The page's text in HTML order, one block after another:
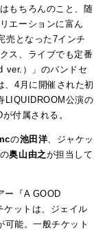
もちろんのこと、随
エーションに富ん
売となった7インチ
ス、ライブでも定番
ver.）」のバンドセ
、4月に開催された初
LIQUIDROOM公演の
付属される。
の池田洋、ジャケッ
奥山由之が担当して
ー『A GOOD
ケットは、ジェイル
能。一般チケット